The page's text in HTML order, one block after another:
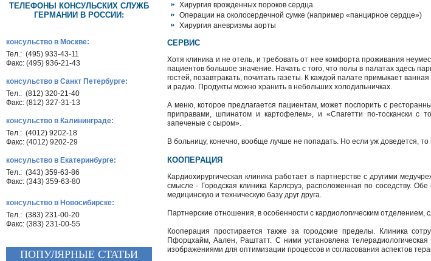
ТЕЛЕФОНЫ КОНСУЛЬСКИХ СЛУЖБ
ГЕРМАНИИ В РОССИИ:
консульство в Москве:
Тел.: (495) 933-43-11
Факс: (495) 936-21-43
консульство в Санкт Петербурге:
Тел.: (812) 320-21-40
Факс: (812) 327-31-13
консульство в Калининграде:
Тел.: (4012) 9202-18
Факс: (4012) 9202-29
консульство в Екатеринбурге:
Тел.: (343) 359-63-86
Факс: (343) 359-63-80
консульство в Новосибирске:
Тел.: (383) 231-00-20
Факс: (383) 231-00-55
ПОПУЛЯРНЫЕ СТАТЬИ
Хирургия врожденных пороков сердца
Операции на околосердечной сумке (например «панцирное сердце»)
Хирургия аневризмы аорты
СЕРВИС
Хотя клиника и не отель, и требовать от нее комфорта проживания
пациентов большое значение. Начать с того, что полы в палатах здесь
гостей, позавтракать, почитать газеты. К каждой палате примыкает
и радио. Продукты можно хранить в небольших холодильничках.
А меню, которое предлагается пациентам, может поспорить с
приправами, шпинатом и картофелем», и «Спагетти по-тоскански с
запеченые с сыром».
В больницу, конечно, вообще лучше не попадать. Но если уж доведется,
КООПЕРАЦИЯ
Кардиохирургическая клиника работает в партнерстве с другими
смысле - Городская клиника Карлсруэ, расположенная по соседству.
медицинскую и техническую базу друг друга.
Партнерские отношения, в особенности с кардиологическим отделением,
Кооперация простирается также за городские пределы. Клиника
Пфорцхайм, Аален, Раштатт. С ними установлена телерадиологическая
изображениями для оптимизации процессов и согласования аспектов